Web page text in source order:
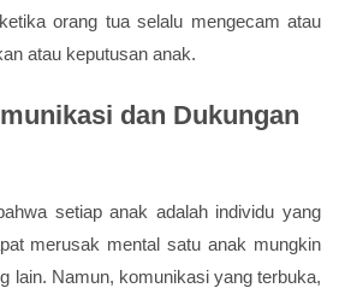
orang tua selalu mengecam atau
atau keputusan anak.
dan Dukungan
setiap anak adalah individu yang
merusak mental satu anak mungkin
lain. Namun, komunikasi yang terbuka,